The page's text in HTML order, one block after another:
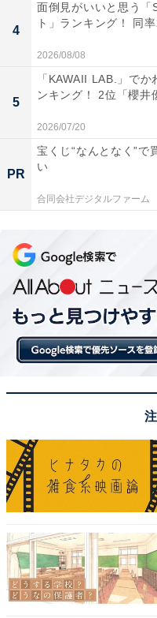
同率1位：天河大辨財
吉野郡天川村にある天
の1つに数えられる神社
り着けないとされる神
とても広く、東側の奥
と自然の静寂が相まっ
験道の聖地である大峯
さを感じられる秘境と
回答者からは「行くの
でも行った甲斐がある価
代女性／愛知県）、「
御神気に触れてご利益
4
面倒見がいいと思う「
ト」ランキング！ 同
2026/08/08
5
「KAWAII LAB.」で
ンキング！ 2位「櫻井
2026/07/20
PR
宝くじ“なんとなく”で
い
合同会社デジタルファーム